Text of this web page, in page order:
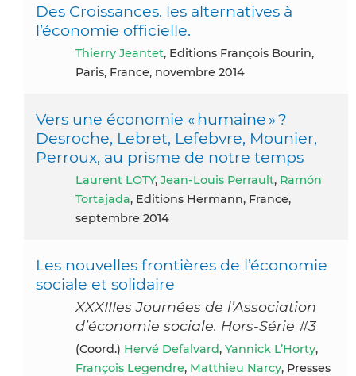
Des Croissances. les alternatives à
l’économie officielle.
Thierry Jeantet, Editions François Bourin,
Paris, France, novembre 2014
Vers une économie « humaine » ?
Desroche, Lebret, Lefebvre, Mounier,
Perroux, au prisme de notre temps
Laurent LOTY, Jean-Louis Perrault, Ramón
Tortajada, Editions Hermann, France,
septembre 2014
Les nouvelles frontières de l’économie
sociale et solidaire
XXXIIIes Journées de l’Association
d’économie sociale. Hors-Série #3
(coord.) Hervé Defalvard, Yannick L’Horty,
François Legendre, Matthieu Narcy, Presses